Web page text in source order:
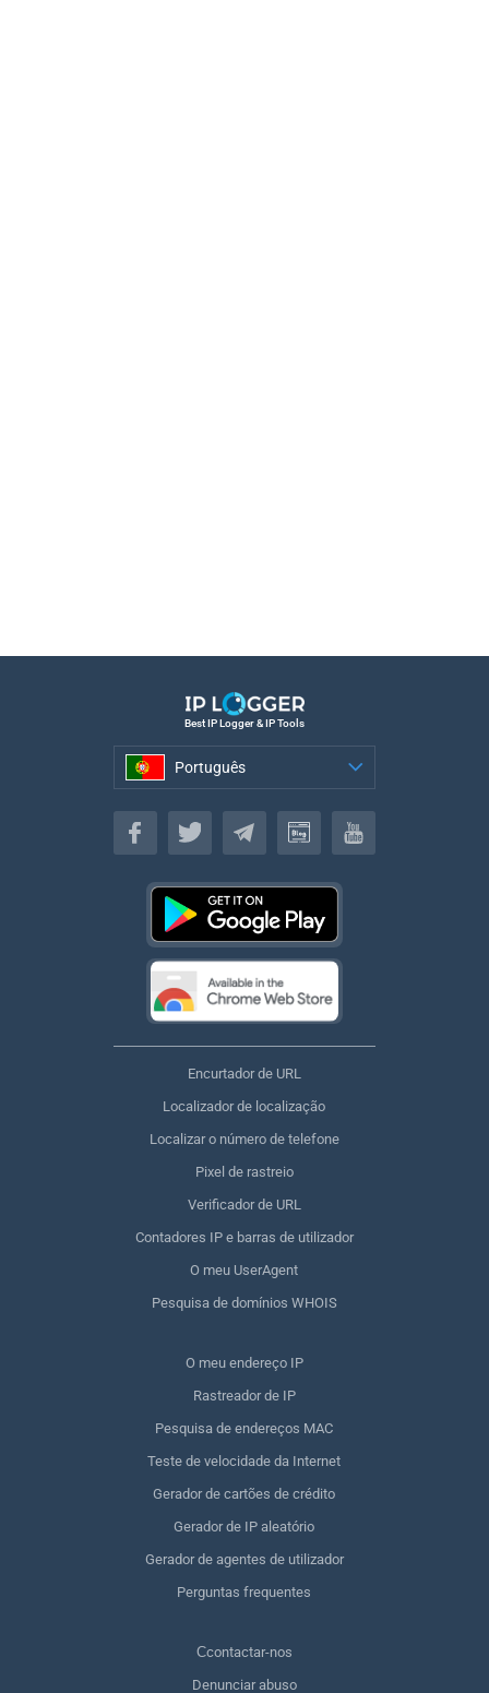
Best IP Logger & IP Tools
Português
Português
Encurtador de URL
Localizador de localização
Localizar o número de telefone
Pixel de rastreio
Verificador de URL
Contadores IP e barras de utilizador
O meu UserAgent
Pesquisa de domínios WHOIS
O meu endereço IP
Rastreador de IP
Pesquisa de endereços MAC
Teste de velocidade da Internet
Gerador de cartões de crédito
Gerador de IP aleatório
Gerador de agentes de utilizador
Perguntas frequentes
Сcontactar-nos
Denunciar abuso